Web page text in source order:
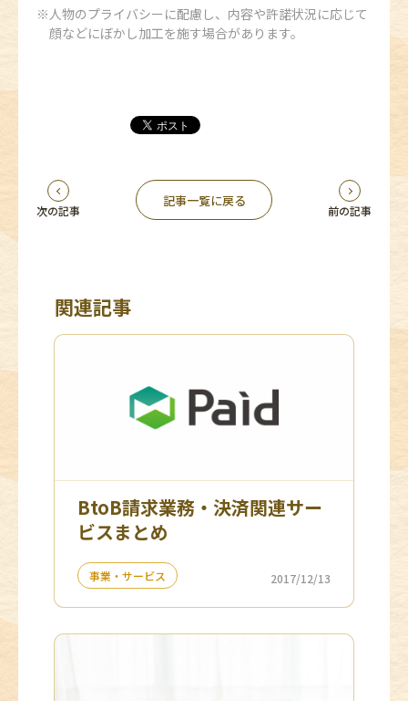
人物のプライバシーに配慮し、内容や許諾状況に応じて
顔などにぼかし加工を施す場合があります。
次の記事
記事一覧に戻る
前の記事
関連記事
BtoB請求業務・決済関連サー
ビスまとめ
事業・サービス 2017/12/13